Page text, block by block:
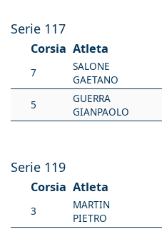
Serie 117
Corsia Atleta
7
SALONE
GAETANO
5
GUERRA
GIANPAOLO
Serie 119
Corsia Atleta
3
MARTIN
PIETRO